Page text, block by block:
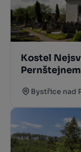
Kostel
Pernštejnem
Bystřice nad